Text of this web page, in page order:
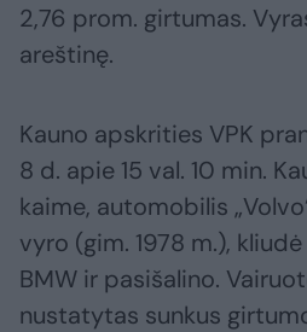
2,76 prom. girtumas.
areštinę.
Kauno apskrities VPK
8 d. apie 15 val. 10 min.
kaime, automobilis
vyro (gim. 1978 m.),
BMW ir pasišalino.
nustatytas sunkus